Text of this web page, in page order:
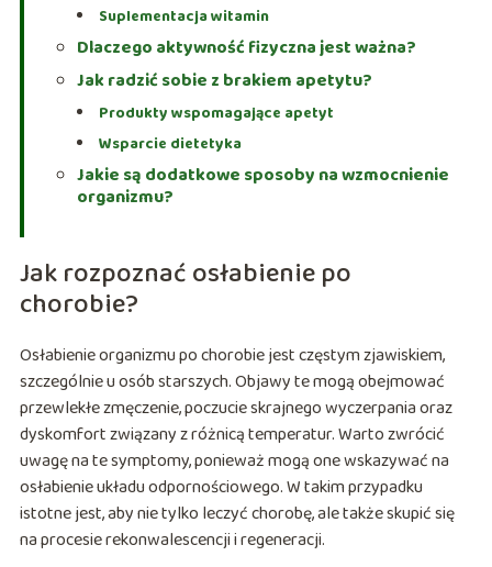
Suplementacja witamin
Dlaczego aktywność fizyczna jest ważna?
Jak radzić sobie z brakiem apetytu?
Produkty wspomagające apetyt
Wsparcie dietetyka
Jakie są dodatkowe sposoby na wzmocnienie
organizmu?
Jak rozpoznać osłabienie po
chorobie?
Osłabienie organizmu po chorobie jest częstym zjawiskiem,
szczególnie u osób starszych. Objawy te mogą obejmować
przewlekłe zmęczenie, poczucie skrajnego wyczerpania oraz
dyskomfort związany z różnicą temperatur. Warto zwrócić
uwagę na te symptomy, ponieważ mogą one wskazywać na
osłabienie układu odpornościowego. W takim przypadku
istotne jest, aby nie tylko leczyć chorobę, ale także skupić się
na procesie rekonwalescencji i regeneracji.